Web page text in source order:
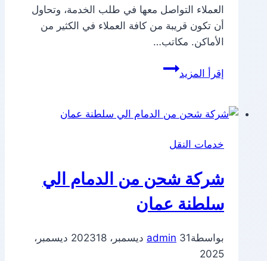
العملاء التواصل معها في طلب الخدمة، وتحاول
أن تكون قريبة من كافة العملاء في الكثير من
الأماكن. مكاتب…
إقرأ المزيدشركة
الرياض
الاماراتخدمات النقل
شركة شحن من الدمام الي
سلطنة عمان
بواسطة admin 31 ديسمبر، 2023
18 ديسمبر،
2025